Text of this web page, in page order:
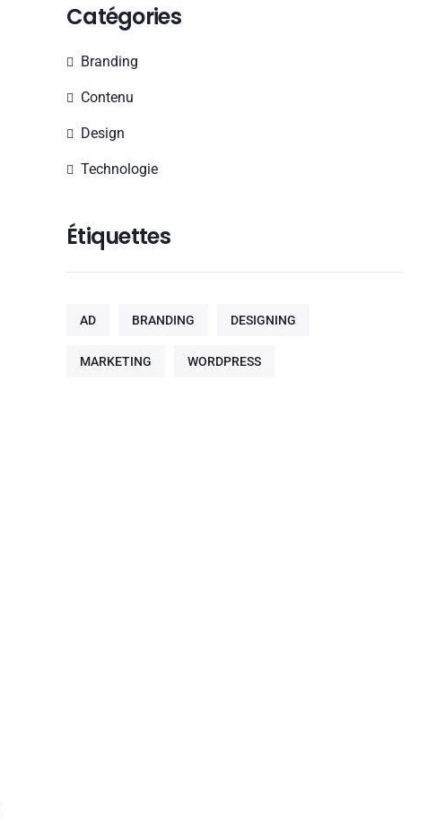
Catégories
Branding
Contenu
Design
Technologie
Étiquettes
AD BRANDING DESIGNING
MARKETING WORDPRESS